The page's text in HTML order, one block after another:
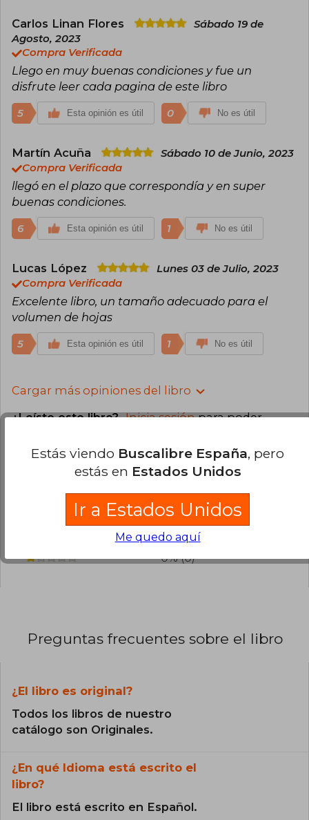
que prometieron 41'754.153 dólares.
Nacido en Nebraska,​ es miembro de la Iglesia
de Jesucristo de los Santos de los Últimos Días
(mormón) y actualmente reside en Provo (Utah),
con su esposa Emily con la que contrajo
matrimonio el 7 de julio de 2006.​ Obtuvo un
máster en Literatura Creativa en 2005 en la
Brigham Young University,​ donde fue
veces para el Premio John W. Campbell.
Carlos Linan Flores
Sábado 19 de
Agosto, 2023
Compra Verificada
Llego en muy buenas condiciones y fue un
disfrute leer cada pagina de este libro
5 Esta opinión es útil 0 No es útil
Martín Acuña
Sábado 10 de Junio, 2023
Compra Verificada
llegó en el plazo que correspondía y en super
buenas condiciones.
6 Esta opinión es útil 1 No es útil
Lucas López
Lunes 03 de Julio, 2023
Compra Verificada
Excelente libro, un tamaño adecuado para el
volumen de hojas
5 Esta opinión es útil 1 No es útil
Cargar más opiniones del libro
¿Leíste este libro? Inicia sesiónpara poder
94% (33)
6% (2)
0% (0)
0% (0)
0% (0)
Preguntas frecuentes sobre el libro
¿El libro es original?
Todos los libros de nuestro
catálogo son Originales.
¿En qué Idioma está escrito el
libro?
El libro está escrito en Español.
Estás viendo Buscalibre España, pero
estás en Estados Unidos
Ir a Estados Unidos
Me quedo aquí